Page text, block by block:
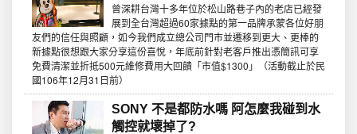
曾深耕台灣十多年位於松山路巷子內的老店已經發
展到全台灣超過60家據點的第一品牌承蒙各位好朋
友們的信任與照顧，如今我們成立總公司門市並遷移到更大、更棒的
新據點很想跟大家分享這份喜悅，年底前針對老客戶推出憑簡訊可享
免費清潔並折抵500元維修費用大回饋「市值$1300」（活動截止於民
國106年12月31日前）
SONY 不是都防水嗎 阿怎麼我碰到水
觸控就壞掉了?